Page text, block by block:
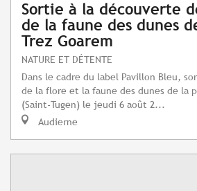
Sortie à la découverte
de la faune des dunes
Trez Goarem
NATURE ET DÉTENTE
Dans le cadre du label Pavillon Bleu,
de la flore et la faune des dunes de la
(Saint-Tugen) le jeudi 6 août 2...
Audierne